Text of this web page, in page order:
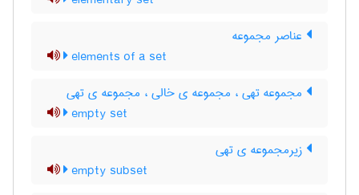
عناصر مجموعه
elements of a set
مجموعه تهی ، مجموعه ی خالی ، مجموعه ی تهی
empty set
زیرمجموعه ی تهی
empty subset